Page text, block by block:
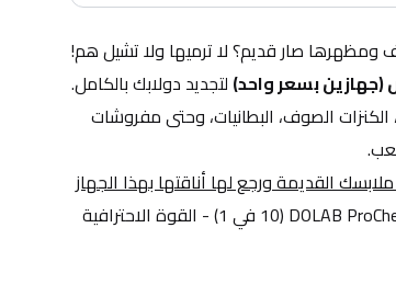
(جهازين بسعر واحد)
القديمة ورجع لها أناقتها بهذا الجهاز